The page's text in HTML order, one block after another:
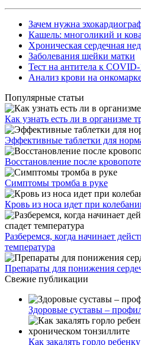
Зачем нужна
Кашель: многоликий и
Хроническая сердечная
Заболевания шейки матки
Тест на антитела к
Анализ крови на
Популярные статьи
Как узнать есть ли в организме
Эффективные таблетки для
Восстановление после
Симптомы тромба в руке
Кровь из носа идет при
Разберемся, когда начинает
температура
Препараты для понижения
Свежие публикации
Здоровые суставы –
Как закалять горло